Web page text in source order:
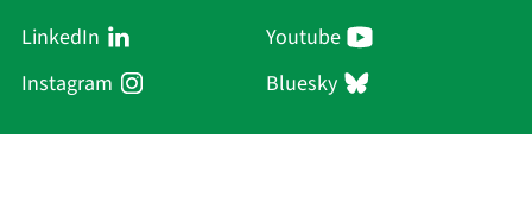
LinkedIn
Youtube
Instagram
Bluesky